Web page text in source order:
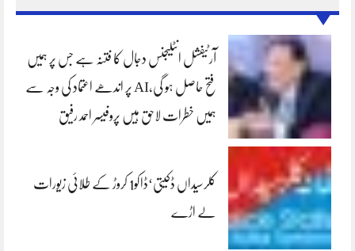
آرٹیفشل انٹلیجنس دجال کا فتنہ ہے جس پر ہمیں
فتح حاصل ہو گی،AI پر اندھے اعتماد کی وجہ سے
ہمیں خطرات لاحق ہیں پروفیسر احمد رفیق
کلرسیداں ڈکیتی‘ڈاکو1 کروڑ کے طلائی زیورات
لے اڑے